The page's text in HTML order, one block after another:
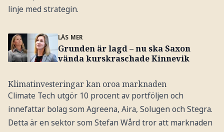
linje med strategin.
LÄS MER
Grunden är lagd – nu ska Saxon
vända kurskraschade Kinnevik
Klimatinvesteringar kan oroa marknaden
Climate Tech utgör 10 procent av portföljen och
innefattar bolag som Agreena, Aira, Solugen och Stegra.
Detta är en sektor som Stefan Wård tror att marknaden